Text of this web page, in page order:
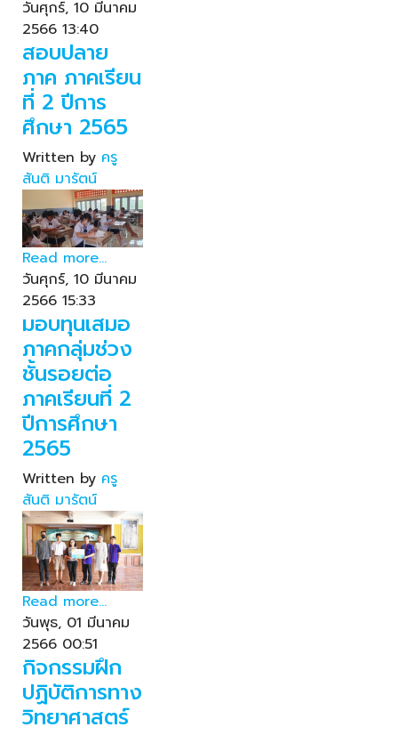
วันศุกร์, 10 มีนาคม
2566 13:40
สอบปลาย
ภาค ภาคเรียน
ที่ 2 ปีการ
ศึกษา 2565
Written by ครู
สันติ มารัตน์
Read more...
วันศุกร์, 10 มีนาคม
2566 15:33
มอบทุนเสมอ
ภาคกลุ่มช่วง
ชั้นรอยต่อ
ภาคเรียนที่ 2
ปีการศึกษา
2565
Written by ครู
สันติ มารัตน์
Read more...
วันพุธ, 01 มีนาคม
2566 00:51
กิจกรรมฝึก
ปฏิบัติการทาง
วิทยาศาสตร์